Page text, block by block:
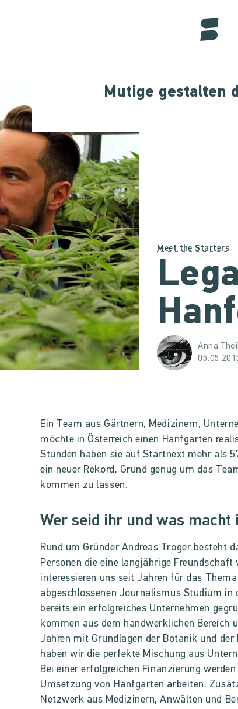
Mutige gestalten
Meet the Starters
Anna
Ein Team aus Gärtnern, Medizinern,
möchte in Österreich einen Hanfgarten
Stunden haben sie auf Startnext mehr als
ein neuer Rekord. Grund genug um das
kommen zu lassen.
Wer seid ihr und was macht
Rund um Gründer Andreas Troger besteht
Personen die eine langjährige
interessieren uns seit Jahren für das
abgeschlossenen Journalismus Studium in
bereits ein erfolgreiches Unternehmen
kommen aus dem handwerklichen Bereich
Jahren mit Grundlagen der Botanik und
haben wir die perfekte Mischung aus
Bei einer erfolgreichen Finanzierung
Umsetzung von Hanfgarten arbeiten.
Netzwerk aus Medizinern, Anwälten und